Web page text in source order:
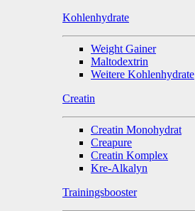
Kohlenhydrate
Weight Gainer
Maltodextrin
Weitere Kohlenhydrate
Creatin
Creatin Monohydrat
Creapure
Creatin Komplex
Kre-Alkalyn
Trainingsbooster